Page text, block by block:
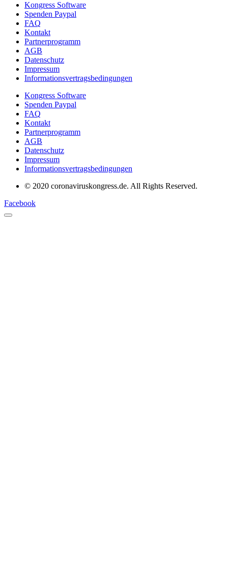
Kongress Software
Spenden Paypal
FAQ
Kontakt
Partnerprogramm
AGB
Datenschutz
Impressum
Informationsvertragsbedingungen
Kongress Software
Spenden Paypal
FAQ
Kontakt
Partnerprogramm
AGB
Datenschutz
Impressum
Informationsvertragsbedingungen
© 2020 coronaviruskongress.de. All Rights Reserved.
Facebook